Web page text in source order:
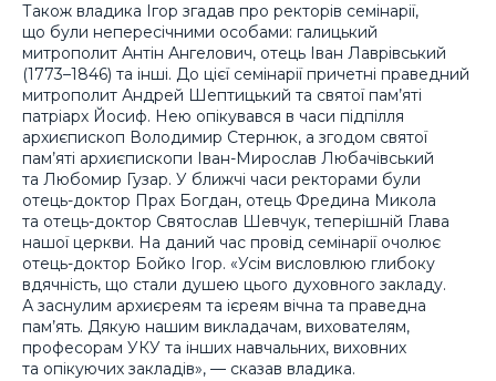
Також владика Ігор згадав про ректорів семінарії,
що були непересічними особами: галицький
митрополит Антін Ангелович, отець Іван Лаврівський
(1773–1846) та інші. До цієї семінарії причетні праведний
митрополит Андрей Шептицький та святої пам’яті
патріарх Йосиф. Нею опікувався в часи підпілля
архиєпископ Володимир Стернюк, а згодом святої
пам’яті архиєпископи Іван-Мирослав Любачівський
та Любомир Гузар. У ближчі часи ректорами були
отець-доктор Прах Богдан, отець Фредина Микола
та отець-доктор Святослав Шевчук, теперішній Глава
нашої церкви. На даний час провід семінарії очолює
отець-доктор Бойко Ігор. «Усім висловлюю глибоку
вдячність, що стали душею цього духовного закладу.
А заснулим архиєреям та ієреям вічна та праведна
пам’ять. Дякую нашим викладачам, вихователям,
професорам УКУ та інших навчальних, виховних
та опікуючих закладів», — сказав владика.